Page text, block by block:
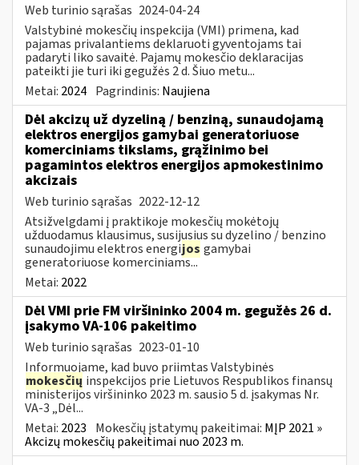
Web turinio sąrašas 2024-04-24
Valstybinė mokesčių inspekcija (VMI) primena, kad
pajamas privalantiems deklaruoti gyventojams tai
padaryti liko savaitė. Pajamų mokesčio deklaracijas
pateikti jie turi iki gegužės 2 d. Šiuo metu...
Metai: 2024 Pagrindinis: Naujiena
Dėl akcizų už dyzeliną / benziną, sunaudojamą
elektros energijos gamybai generatoriuose
komerciniams tikslams, grąžinimo bei
pagamintos elektros energijos apmokestinimo
akcizais
Web turinio sąrašas 2022-12-12
Atsižvelgdami į praktikoje mokesčių mokėtojų
užduodamus klausimus, susijusius su dyzelino / benzino
sunaudojimu elektros energijos gamybai
generatoriuose komerciniams...
Metai: 2022
Dėl VMI prie FM viršininko 2004 m. gegužės 26 d.
įsakymo VA-106 pakeitimo
Web turinio sąrašas 2023-01-10
Informuojame, kad buvo priimtas Valstybinės
mokesčių inspekcijos prie Lietuvos Respublikos finansų
ministerijos viršininko 2023 m. sausio 5 d. įsakymas Nr.
VA-3 „Dėl...
Metai: 2023 Mokesčių įstatymų pakeitimai: MĮP 2021 »
Akcizų mokesčių pakeitimai nuo 2023 m.